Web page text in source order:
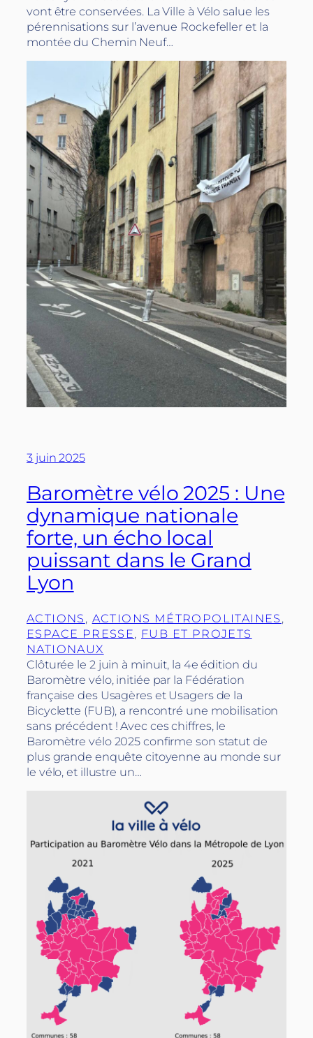
vont être conservées. La Ville à Vélo salue les
pérennisations sur l’avenue Rockefeller et la
montée du Chemin Neuf…
3 juin 2025
Baromètre vélo 2025 : Une
dynamique nationale
forte, un écho local
puissant dans le Grand
Lyon
ACTIONS , ACTIONS MÉTROPOLITAINES
ESPACE PRESSE, FUB ET PROJETS
NATIONAUX
Clôturée le 2 juin à minuit, la 4e édition du
Baromètre vélo, initiée par la Fédération
française des Usagères et Usagers de la
Bicyclette (FUB), a rencontré une mobilisation
sans précédent ! Avec ces chiffres, le
Baromètre vélo 2025 confirme son statut de
plus grande enquête citoyenne au monde sur
le vélo, et illustre un…